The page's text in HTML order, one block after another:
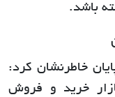
باشد.
خاطرنشان کرد:
خرید و فروش